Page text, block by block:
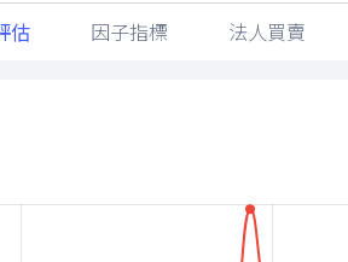
估 因子指標 法人買賣